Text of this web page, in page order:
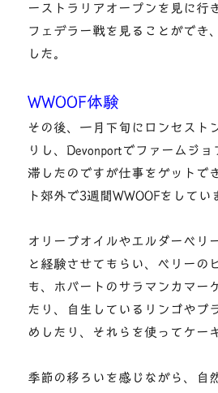
ーストラリアオープンを見に行
フェデラー戦を見ることができ
した。
WWOOF体験
その後、一月下旬にロンセスト
りし、Devonportでファームジ
滞したのですが仕事をゲットで
ト郊外で3週間WWOOFをしてい
オリーブオイルやエルダーベリ
と経験させてもらい、ベリーの
も、ホバートのサラマンカマー
たり、自生しているリンゴやブ
めしたり、それらを使ってケー
季節の移ろいを感じながら、自